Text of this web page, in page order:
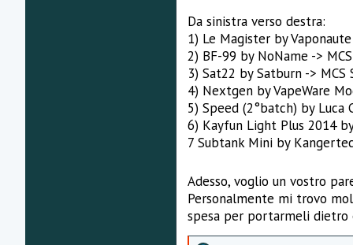
Da sinistra verso destra:
1) Le Magister by
2) BF-99 by NoName ->
3) Sat22 by Satburn -> MCS
4) Nextgen by VapeWare
5) Speed (2°batch) by Luca
6) Kayfun Light Plus 2014
7 Subtank Mini by
Adesso, voglio un vostro
Personalmente mi trovo
spesa per portarmeli dietro